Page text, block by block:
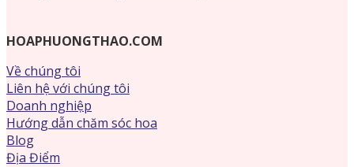
HOAPHUONGTHAO.COM
Về chúng tôi
Liên hệ với chúng tôi
Doanh nghiệp
Hướng dẫn chăm sóc hoa
Blog
Địa Điểm